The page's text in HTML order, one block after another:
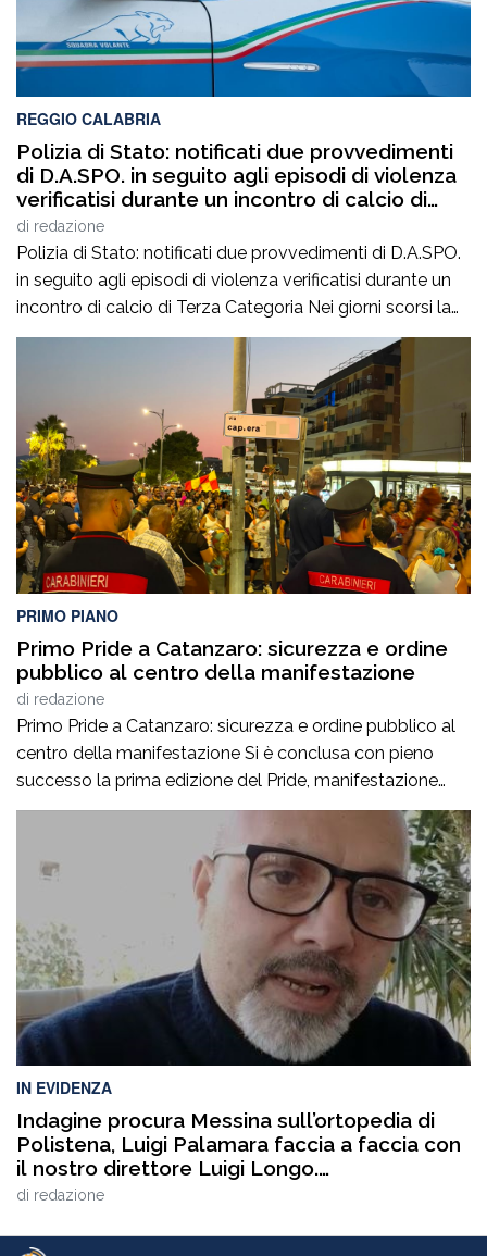
REGGIO CALABRIA
Polizia di Stato: notificati due provvedimenti
di D.A.SPO. in seguito agli episodi di violenza
verificatisi durante un incontro di calcio di
Terza Categoria
di redazione
Polizia di Stato: notificati due provvedimenti di D.A.SPO.
in seguito agli episodi di violenza verificatisi durante un
incontro di calcio di Terza Categoria Nei giorni scorsi la
Polizia di Stato ha notificato due provvedimenti di
Divieto di Accesso alle Manifestazioni Sportive
(D.A.SPO.), emessi dalla Questura di Reggio Calabria alla
fine del mese di luglio, nei […]
PRIMO PIANO
Primo Pride a Catanzaro: sicurezza e ordine
pubblico al centro della manifestazione
di redazione
Primo Pride a Catanzaro: sicurezza e ordine pubblico al
centro della manifestazione Si è conclusa con pieno
successo la prima edizione del Pride, manifestazione
accompagnata da un ricco programma di eventi
collaterali, tra cui AperiPride, presentazioni di libri, incontri
culturali, dibattiti, talk e momenti di confronto ospitati a
Catanzaro, con interventi e riflessioni dedicati ai […]
IN EVIDENZA
Indagine procura Messina sull’ortopedia di
Polistena, Luigi Palamara faccia a faccia con
il nostro direttore Luigi Longo.
VIDEOINTERVISTA
di redazione